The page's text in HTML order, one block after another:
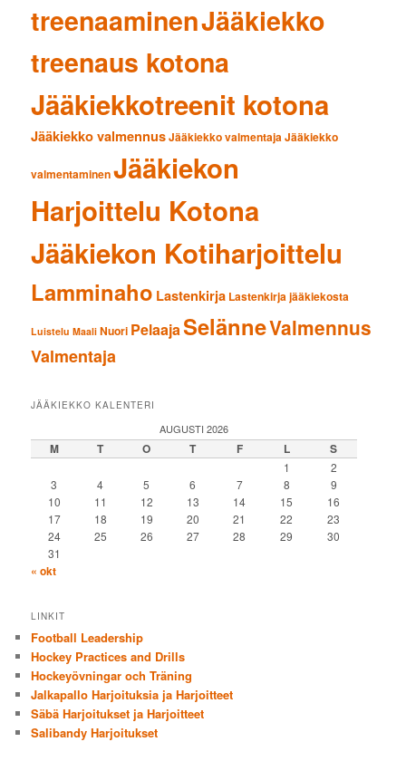
treenaaminenJääkiekko
treenaus kotona
Jääkiekkotreenit kotona
Jääkiekko valmennusJääkiekko valmentajaJääkiekko
valmentaminenJääkiekon
Harjoittelu Kotona
Jääkiekon Kotiharjoittelu
Lamminaho Lastenkirja Lastenkirja jääkiekosta
Luistelu Maali Nuori PelaajaSelänneValmennus
Valmentaja
JÄÄKIEKKO KALENTERI
AUGUSTI 2026
M T O T F L S
1
2
3
4 5 6 7 8
9
10
11 12 13 14 15
16
17
18 19 20 21 22
23
24
25 26 27 28 29
30
31
« okt
LINKIT
Football Leadership
Hockey Practices and Drills
Hockeyövningar och Träning
Jalkapallo Harjoituksia ja Harjoitteet
Säbä Harjoitukset ja Harjoitteet
Salibandy Harjoitukset